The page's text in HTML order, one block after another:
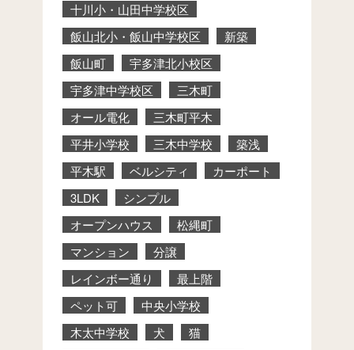
十川小・山田中学校区
飯山北小・飯山中学校区
新築
飯山町
宇多津北小校区
宇多津中学校区
三木町
オール電化
三木町平木
平井小学校
三木中学校
築浅
平木駅
ベルシティ
カーポート
3LDK
シンプル
オープンハウス
松縄町
マンション
分譲
レインボー通り
最上階
ペット可
中央小学校
木太中学校
犬
猫